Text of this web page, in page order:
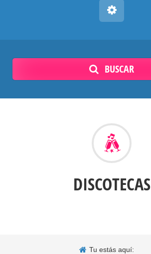
BUSCAR
DISCOTECAS
Tu estás aquí: